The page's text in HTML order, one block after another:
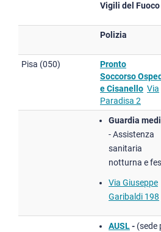
Vigili del Fuoco
Polizia
Pisa (050)
Pronto
Soccorso
e Cisanello Via
Paradisa 2
Guardia
- Assistenza
sanitaria
notturna e
Via Giuseppe
Garibaldi 198
AUSL- (sede